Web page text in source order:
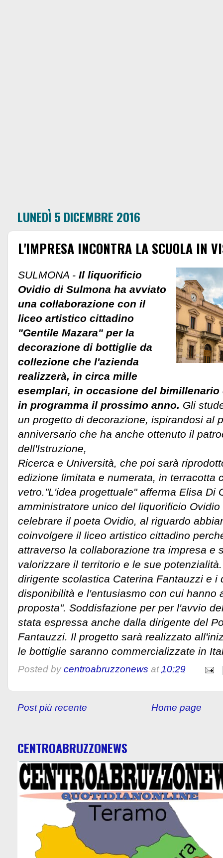
LUNEDÌ 5 DICEMBRE 2016
L'IMPRESA INCONTRA LA SCUOLA IN
SULMONA - Il liquorificio
Ovidio di Sulmona ha avviato
una collaborazione con il
liceo artistico cittadino
"Gentile Mazara" per la
decorazione di bottiglie da
collezione che l'azienda
realizzerà, in circa mille
esemplari, in occasione del
in programma il prossimo anno. Gli
un progetto di decorazione, ispirandosi al
anniversario che ha anche ottenuto il
dell'Istruzione,
Ricerca e Università, che poi sarà
edizione limitata e numerata, in terracotta
vetro."L'idea progettuale" afferma Elisa Di
amministratore unico del liquorificio
celebrare il poeta Ovidio, al riguardo
coinvolgere il liceo artistico cittadino
attraverso la collaborazione tra impresa e
valorizzare il territorio e le sue
dirigente scolastica Caterina Fantauzzi e i
disponibilità e l'entusiasmo con cui hanno
proposta". Soddisfazione per per l'avvio
stata espressa anche dalla dirigente del
Fantauzzi. Il progetto sarà realizzato
le bottiglie saranno commercializzate in
Posted by centroabruzzonews at10:29
Post più recente Home page
CENTROABRUZZONEWS